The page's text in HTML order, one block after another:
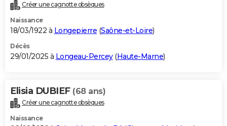
Créer une cagnotte obsèques
Naissance
18/03/1922 à Longepierre (Saône-et-Loire)
Décès
29/01/2025 à Longeau-Percey(Haute-Marne)
Elisia DUBIEF (68 ans)
Créer une cagnotte obsèques
Naissance